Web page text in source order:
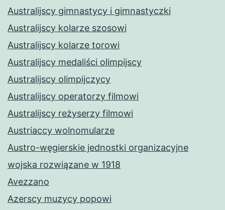
Australijscy gimnastycy i gimnastyczki
Australijscy kolarze szosowi
Australijscy kolarze torowi
Australijscy medaliści olimpijscy
Australijscy olimpijczycy
Australijscy operatorzy filmowi
Australijscy reżyserzy filmowi
Austriaccy wolnomularze
Austro-węgierskie jednostki organizacyjne
wojska rozwiązane w 1918
Avezzano
Azerscy muzycy popowi